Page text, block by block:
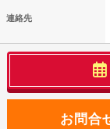
連絡先